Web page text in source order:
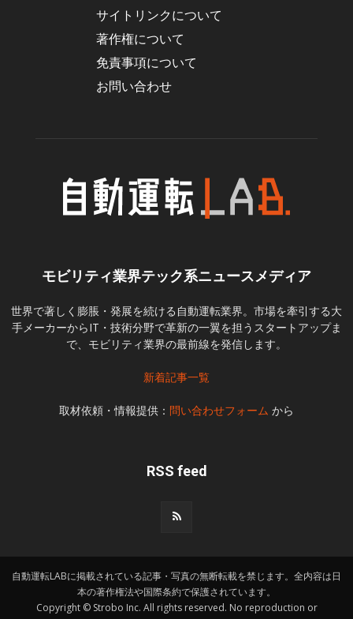
サイトリンクについて
著作権について
免責事項について
お問い合わせ
モビリティ業界テック系ニュースメディア
世界で著しく膨脹・発展を続ける自動運転業界。市場を牽引する大
手メーカーからIT・技術分野で革新の一翼を担うスタートアップま
で、モビリティ業界の最前線を発信します。
新着記事一覧
取材依頼・情報提供： 問い合わせフォーム から
RSS feed
自動運転LABに掲載されている記事・写真の無断転載を禁じます。全内容は日
本の著作権法や国際条約で保護されています。
Copyright © Strobo Inc. All rights reserved. No reproduction or